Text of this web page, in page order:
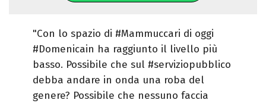
"Con lo spazio di #Mammuccari di oggi
#Domenicain ha raggiunto il livello più
basso. Possibile che sul #serviziopubblico
debba andare in onda una roba del
genere? Possibile che nessuno faccia